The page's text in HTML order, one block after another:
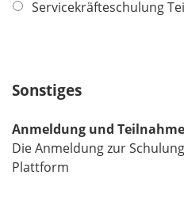
lf
h
t
e
l
d
Servicekräfteschulung
Sonstiges
Anmeldung und
Die Anmeldung zur
Plattform